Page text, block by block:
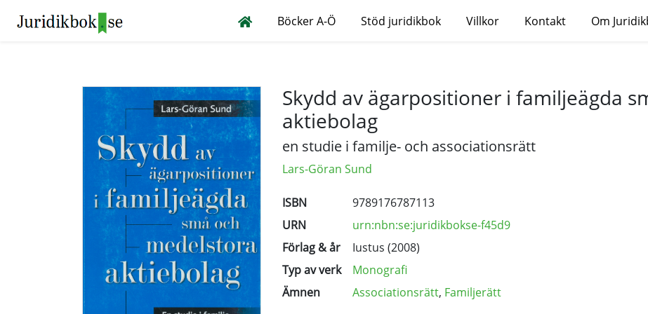
Böcker A-Ö Stöd juridikbok Villkor Kontakt Om
Skydd av ägarpositioner i familjeägda
aktiebolag
en studie i familje- och associationsrätt
Lars-Göran Sund
ISBN
9789176787113
URN
urn:nbn:se:juridikbokse-f45d9
Förlag & år
Iustus (2008)
Typ av verk
Monografi
Ämnen
Associationsrätt, Familjerätt